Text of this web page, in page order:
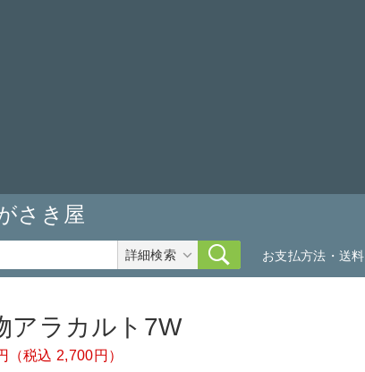
さき屋
お支払方法・送料
詳細検索
アラカルト7W
（税込 2,700円）